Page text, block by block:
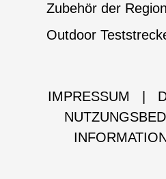
Zubehör der Region
Outdoor
IMPRESSUM